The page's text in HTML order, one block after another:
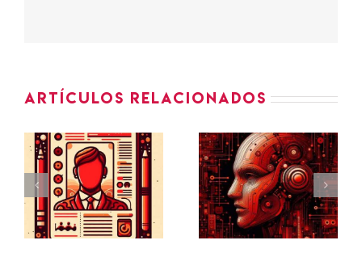
Artículos relacionados
Cómo usar
la
Inteligencia
Artificial
en
selección
de
Día del
libro:
lecturas
sobre
motivación
laboral